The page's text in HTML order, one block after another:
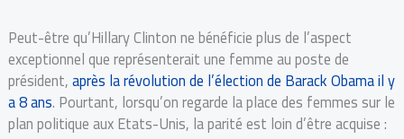
Peut-être qu’Hillary Clinton ne bénéficie plus de l’aspect
exceptionnel que représenterait une femme au poste de
président,après la révolution de l’élection de Barack Obama il y
a 8 ans. Pourtant, lorsqu’on regarde la place des femmes sur le
plan politique aux Etats-Unis, la parité est loin d’être acquise :